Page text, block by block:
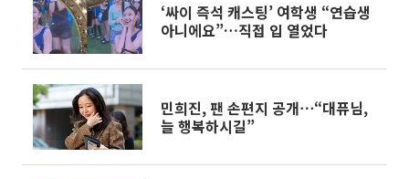
‘싸이 즉석 캐스팅’ 여학생 “연습생
아니에요”…직접 입 열었다
민희진, 팬 손편지 공개⋯“대퓨님,
늘 행복하시길”